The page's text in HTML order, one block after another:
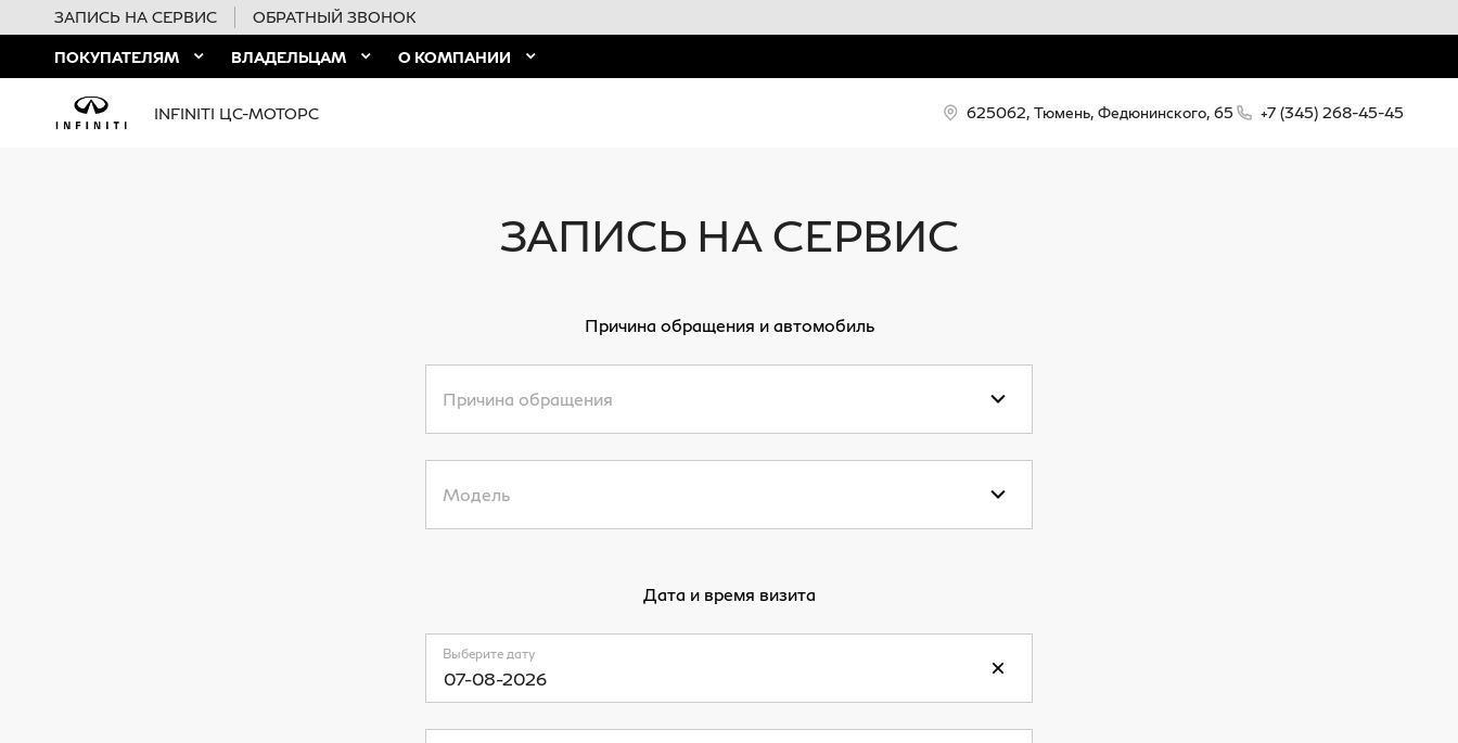
ЗАПИСЬ НА СЕРВИС ОБРАТНЫЙ ЗВОНОК
ПОКУПАТЕЛЯМ ВЛАДЕЛЬЦАМ О КОМПАНИИ
INFINITI ЦС-МОТОРС 625062, Тюмень, Федюнинского, 65 +7 (345) 268-45-45
ЗАПИСЬ НА СЕРВИС
Причина обращения и автомобиль
Причина обращения
Модель
Дата и время визита
Выберите дату